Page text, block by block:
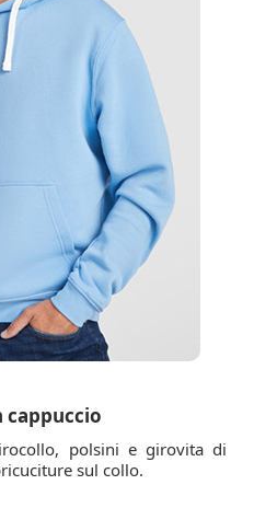
cappuccio
polsini e girovita di
sul collo.